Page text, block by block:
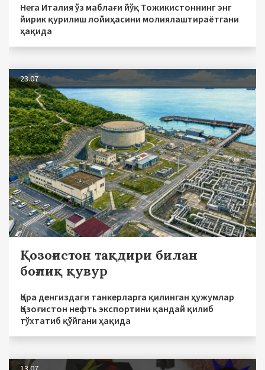
Нега Италия ўз маблағи йўқ Тожикистоннинг энг
йирик қурилиш лойиҳасини молиялаштираётгани
ҳақида
23.07
Қозоғистон тақдири билан
боғлиқ қувур
Қора денгиздаги танкерларга қилинган ҳужумлар
Қозоғистон нефть экспортини қандай қилиб
тўхтатиб қўйгани ҳақида